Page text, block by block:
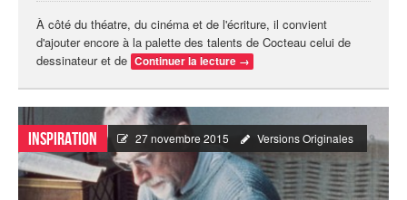
À côté du théatre, du cinéma et de l'écriture, il convient
d'ajouter encore à la palette des talents de Cocteau celui de
dessinateur et de Continuer la lecture →
Inspiration 27 novembre 2015 Versions Originales